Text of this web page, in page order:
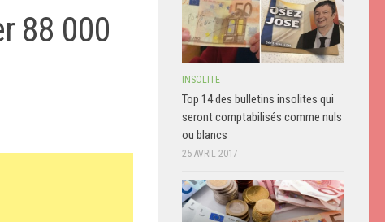
88 000
INSOLITE
Top 14 des bulletins insolites qui
seront comptabilisés comme nuls
ou blancs
25 AVRIL 2017